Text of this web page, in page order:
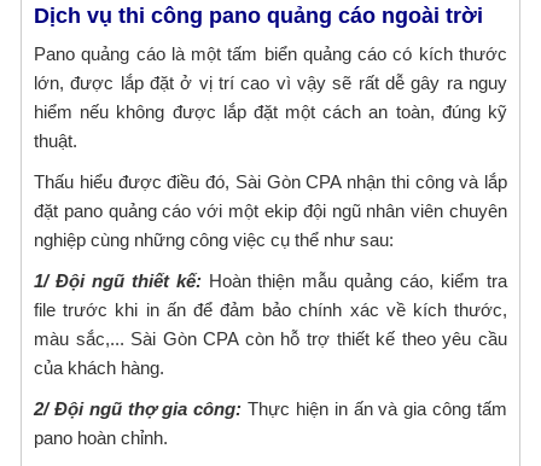
Dịch vụ thi công pano quảng cáo ngoài trời
Pano quảng cáo là một tấm biển quảng cáo có kích thước
lớn, được lắp đặt ở vị trí cao vì vậy sẽ rất dễ gây ra nguy
hiểm nếu không được lắp đặt một cách an toàn, đúng kỹ
thuật.
Thấu hiểu được điều đó, Sài Gòn CPA nhận thi công và lắp
đặt pano quảng cáo với một ekip đội ngũ nhân viên chuyên
nghiệp cùng những công việc cụ thể như sau:
1/ Đội ngũ thiết kế:Hoàn thiện mẫu quảng cáo, kiểm tra
file trước khi in ấn để đảm bảo chính xác về kích thước,
màu sắc,... Sài Gòn CPA còn hỗ trợ thiết kế theo yêu cầu
của khách hàng.
2/ Đội ngũ thợ gia công: Thực hiện in ấn và gia công tấm
pano hoàn chỉnh.